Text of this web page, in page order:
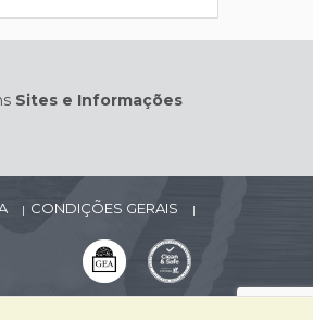
Sites e Informações
| CONDIÇÕES GERAIS |